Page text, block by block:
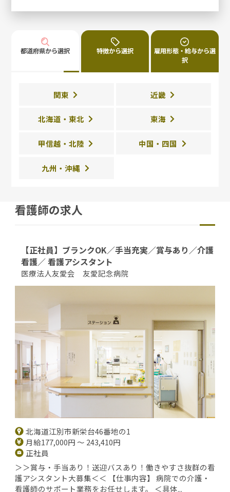
都道府県から選択
関東 近畿
北海道・東北 東海
甲信越・北陸 中国・四国
九州・沖縄
雇用形態・給与から選
択
特徴から選択
看護師の求人
【正社員】ブランクOK／手当充実／賞与あり／介護
看護／ 看護アシスタント
医療法人友愛会 友愛記念病院
北海道江別市新栄台46番地の1
月給177,000円 ～ 243,410円
正社員
＞＞賞与・手当あり！送迎バスあり！働きやすさ抜群の看
護アシスタント大募集＜＜ 【仕事内容】 病院での介護・
看護師のサポート業務をお任せします。 ＜具体...